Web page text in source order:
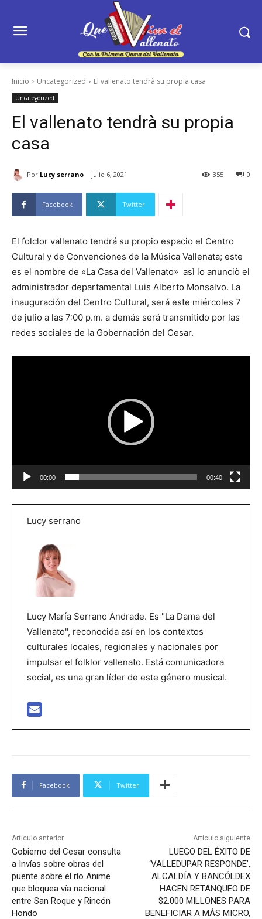
Inicio Uncategorized El vallenato tendrà su propia casa
Uncategorized
El vallenato tendrà su propia
casa
Por Lucy serrano julio 6, 2021 0
355
Facebook Twitter
El folclor vallenato tendrá su propio espacio el Centro
Cultural y de Convenciones de la Música Vallenata; este
es el nombre de «La Casa del Vallenato» asì lo anunciò el
administrador departamental Luis Alberto Monsalvo. La
inauguración del Centro Cultural, será este miércoles 7
de julio a las 7:00 p.m. a demás será transmitido por las
redes sociales de la Gobernación del Cesar.
c
00:00 00:40
Lucy serrano
Lucy María Serrano Andrade. Es "La Dama del
Vallenato", reconocida así en los contextos
culturales locales, regionales y nacionales por
impulsar el folklor vallenato. Está comunicadora
social, es una gran líder de este género musical.
Facebook Twitter
Artículo anterior
Gobierno del Cesar consulta
a Invías sobre obras del
puente sobre el río Anime
que bloquea vía nacional
entre San Roque y Rincón
Hondo
Artículo siguiente
LUEGO DEL ÉXITO DE
‘VALLEDUPAR RESPONDE’,
ALCALDÍA Y BANCÓLDEX
HACEN RETANQUEO DE
$2.000 MILLONES PARA
BENEFICIAR A MÁS MICRO,